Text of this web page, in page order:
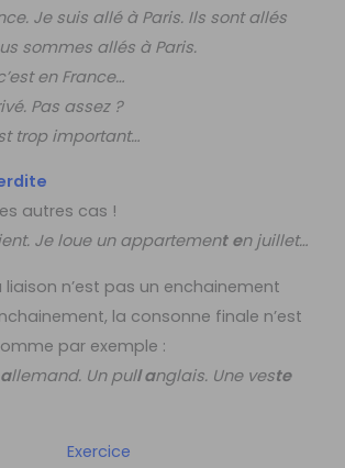
Je suis allé à Paris. Ils sont allés
sommes allés à Paris.
en France…
Pas assez ?
trop important…
autres cas !
Je loue un appartement en juillet…
liaison n’est pas un enchainement
la consonne finale n’est
par exemple :
llemand. Un pull anglais. Une veste
Exercice